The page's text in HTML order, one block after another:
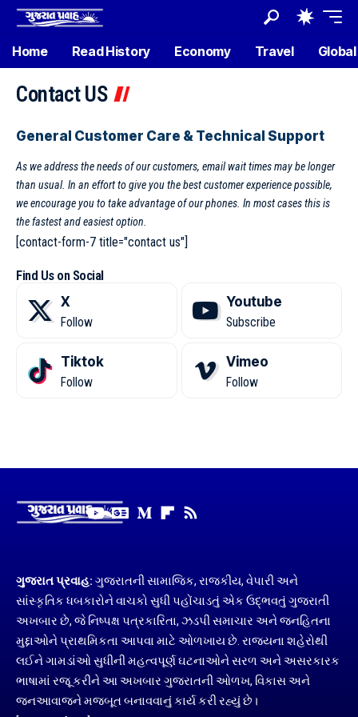
Home Read History Economy Travel
Contact US
General Customer Care & Technical Support
As we address the needs of our customers, email wait times may be longer
than usual. In an effort to give you the best customer experience possible,
we encourage you to take advantage of our phones. In most cases this is
the fastest and easiest option.
[contact-form-7 title="contact us"]
Find Us on Social
X
Follow
Youtube
Subscribe
Tiktok
Follow
Vimeo
Follow
ગુજરાત પ્રવાહ: ગુજરાતની સામાજિક, રાજકીય, વેપારી અને
સાંસ્કૃતિક ધબકારોને વાચકો સુધી પહોંચાડતું એક ઉદ્ભવતું ગુજરાતી
અખબાર છે, જે નિષ્પક્ષ પત્રકારિતા, ઝડપી સમાચાર અને જનહિતના
મુદ્દાઓને પ્રાથમિકતા આપવા માટે ઓળખાય છે. રાજ્યના શહેરોથી
લઈને ગામડાંઓ સુધીની મહત્વપૂર્ણ ઘટનાઓને સરળ અને અસરકારક
ભાષામાં રજૂ કરીને આ અખબાર ગુજરાતની ઓળખ, વિકાસ અને
જનઆવાજને મજબૂત બનાવવાનું કાર્ય કરી રહ્યું છે।